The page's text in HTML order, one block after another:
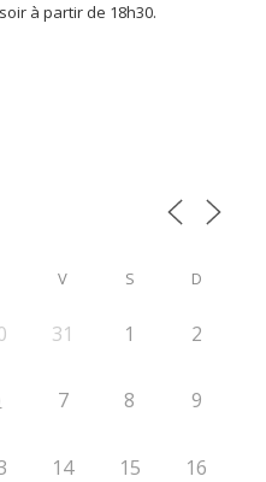
à partir de 18h30.
V S D
31 1 2
7 8 9
14 15 16